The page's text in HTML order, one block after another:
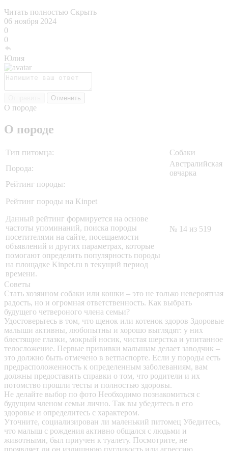
Читать полностью Скрыть
06 ноября 2024
0
0
Юлия
Отменить
О породе
О породе
Тип питомца:
Собаки
Порода:
Австралийская
овчарка
Рейтинг породы:
Рейтинг породы на Kinpet
Данный рейтинг формируется на основе
частоты упоминаний, поиска породы
посетителями на сайте, посещаемости
объявлений и других параметрах, которые
помогают определить популярность породы
на площадке Kinpet.ru в текущий период
времени.
№ 14 из 519
Советы
Стать хозяином собаки или кошки – это не только невероятная
радость, но и огромная ответственность. Как выбрать
будущего четвероного члена семьи?
Удостоверьтесь в том, что щенок или котенок здоров Здоровые
малыши активны, любопытны и хорошо выглядят: у них
блестящие глазки, мокрый носик, чистая шерстка и упитанное
телосложение. Первые прививки малышам делает заводчик –
это должно быть отмечено в ветпаспорте. Если у породы есть
предрасположенность к определенным заболеваниям, вам
должны предоставить справки о том, что родители и их
потомство прошли тесты и полностью здоровы.
Не делайте выбор по фото Необходимо познакомиться с
будущим членом семьи лично. Так вы убедитесь в его
здоровье и определитесь с характером.
Уточните, социализирован ли маленький питомец Убедитесь,
что малыш с рождения активно общался с людьми и
животными, был приучен к туалету. Посмотрите, не